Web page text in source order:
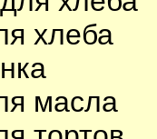
хлеба
масла